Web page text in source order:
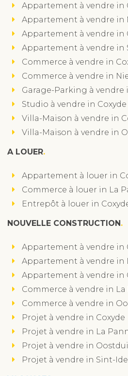
Appartement à vendre in
Appartement à vendre in
Appartement à vendre in
Appartement à vendre in
Commerce à vendre in
Commerce à vendre in
Garage-Parking à vendre
Studio à vendre in Coxyde
Villa-Maison à vendre in
Villa-Maison à vendre in
A LOUER
Appartement à louer in
Commerce à louer in La
Entrepôt à louer in
NOUVELLE CONSTRUCTION
Appartement à vendre in
Appartement à vendre in
Appartement à vendre in
Commerce à vendre in La
Commerce à vendre in
Projet à vendre in Coxyde
Projet à vendre in La
Projet à vendre in
Projet à vendre in Sint-